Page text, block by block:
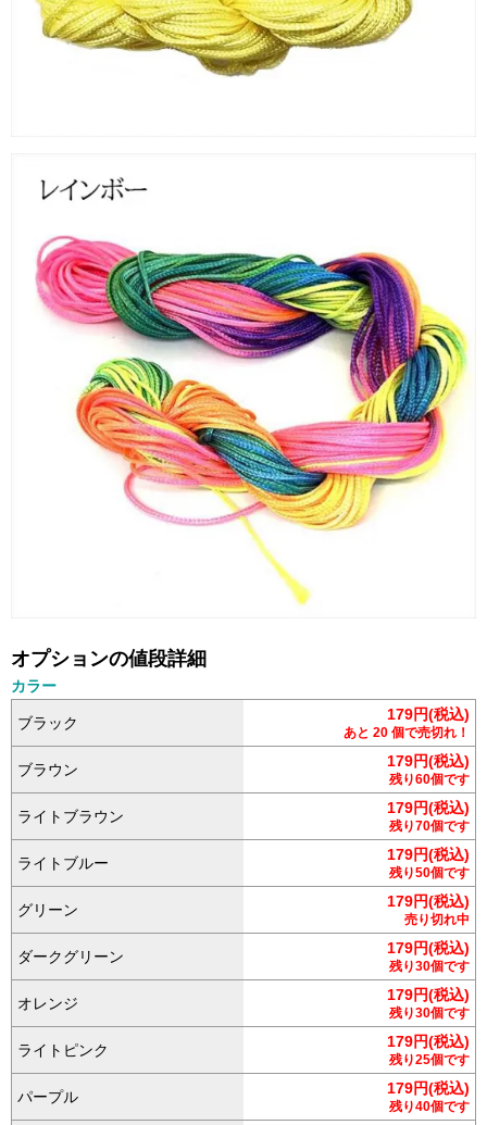
オプションの値段詳細
カラー
ブラック 179円(税込)
あと 20 個で売切れ！
ブラウン 179円(税込)
残り60個です
ライトブラウン 179円(税込)
残り70個です
ライトブルー 179円(税込)
残り50個です
グリーン 179円(税込)
売り切れ中
ダークグリーン 179円(税込)
残り30個です
オレンジ 179円(税込)
残り30個です
ライトピンク 179円(税込)
残り25個です
パープル 179円(税込)
残り40個です